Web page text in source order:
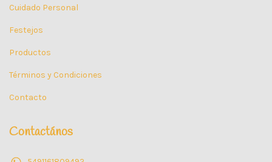
Cuidado Personal
Festejos
Productos
Términos y Condiciones
Contacto
Contactános